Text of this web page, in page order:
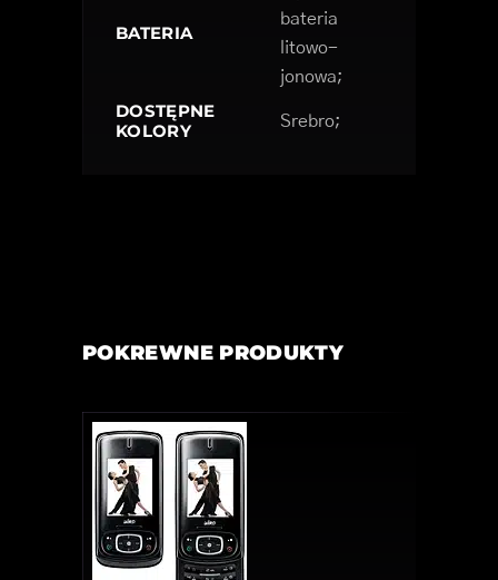
BATERIA
bateria
litowo-
jonowa;
DOSTĘPNE
KOLORY
Srebro;
POKREWNE PRODUKTY